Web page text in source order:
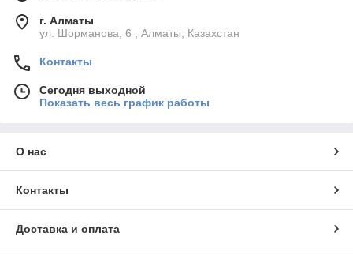
г. Алматы
ул. Шорманова, 6 , Алматы, Казахстан
Контакты
Сегодня выходной
Показать весь график работы
О нас
Контакты
Доставка и оплата